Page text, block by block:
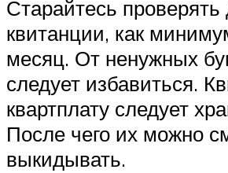
Старайтесь
квитанции, как
месяц. От ненужных
следует избавиться.
квартплату следует
После чего их можно
выкидывать.